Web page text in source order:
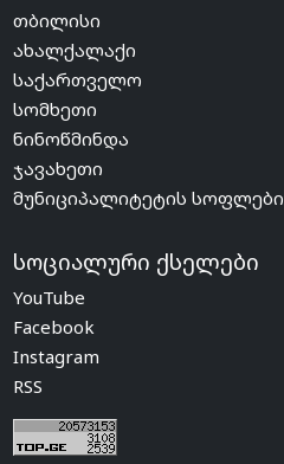
თბილისი
ახალქალაქი
საქართველო
სომხეთი
ნინოწმინდა
ჯავახეთი
მუნიციპალიტეტის სოფლები
სოციალური ქსელები
YouTube
Facebook
Instagram
RSS